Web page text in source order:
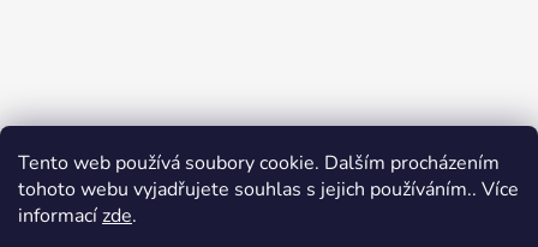
Tento web používá soubory cookie. Dalším procházením
tohoto webu vyjadřujete souhlas s jejich používáním.. Více
informacízde.